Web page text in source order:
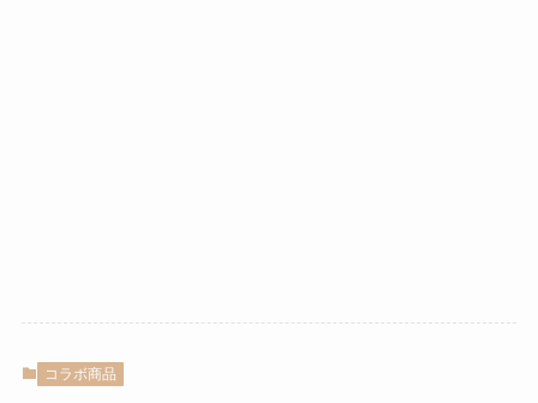
コラボ商品